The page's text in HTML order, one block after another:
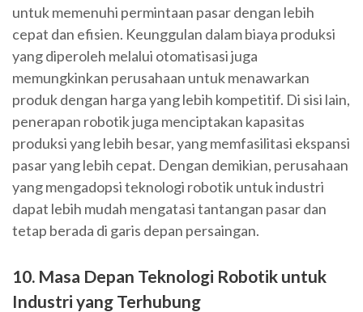
untuk memenuhi permintaan pasar dengan lebih
cepat dan efisien. Keunggulan dalam biaya produksi
yang diperoleh melalui otomatisasi juga
memungkinkan perusahaan untuk menawarkan
produk dengan harga yang lebih kompetitif. Di sisi lain,
penerapan robotik juga menciptakan kapasitas
produksi yang lebih besar, yang memfasilitasi ekspansi
pasar yang lebih cepat. Dengan demikian, perusahaan
yang mengadopsi teknologi robotik untuk industri
dapat lebih mudah mengatasi tantangan pasar dan
tetap berada di garis depan persaingan.
10. Masa Depan Teknologi Robotik untuk
Industri yang Terhubung